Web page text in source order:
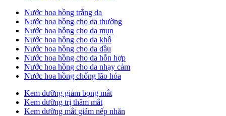
Nước hoa hồng trắng da
Nước hoa hồng cho da thường
Nước hoa hồng cho da mụn
Nước hoa hồng cho da khô
Nước hoa hồng cho da dầu
Nước hoa hồng cho da hỗn hợp
Nước hoa hồng cho da nhạy cảm
Nước hoa hồng chống lão hóa
Kem dưỡng giảm bọng mắt
Kem dưỡng trị thâm mắt
Kem dưỡng mắt giảm nếp nhăn